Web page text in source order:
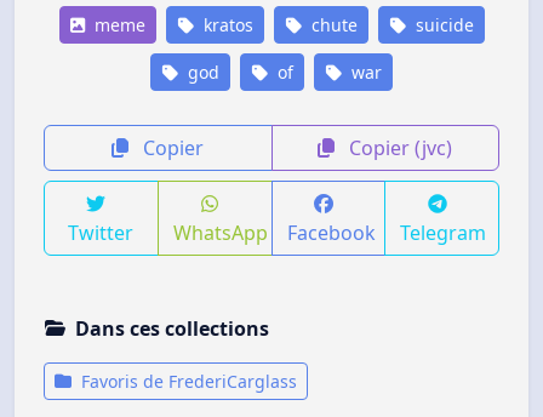
meme kratos chute suicide
god of war
Copier Copier (jvc)
Twitter WhatsApp Facebook Telegram
Dans ces collections
Favoris de FrederiCarglass